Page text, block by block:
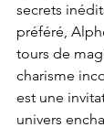
secrets
préféré,
tours de
charisme
est une
univers